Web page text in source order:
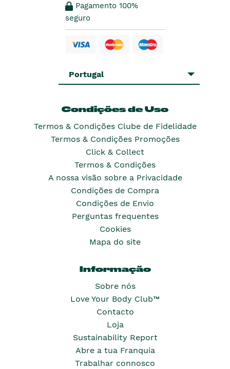
Pagamento 100%
seguro
Portugal
Condições de Uso
Termos & Condições Clube de Fidelidade
Termos & Condições Promoções
Click & Collect
Termos & Condições
A nossa visão sobre a Privacidade
Condições de Compra
Condições de Envio
Perguntas frequentes
Cookies
Mapa do site
Informação
Sobre nós
Love Your Body Club™
Contacto
Loja
Sustainability Report
Abre a tua Franquia
Trabalhar connosco